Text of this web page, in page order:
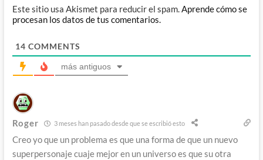
Este sitio usa Akismet para reducir el spam.Aprende cómo se
procesan los datos de tus comentarios.
14 COMMENTS
más antiguos
Roger 3 meses han pasado desde que se escribió esto
Creo yo que un problema es que una forma de que un nuevo
superpersonaje cuaje mejor en un universo es que su otra